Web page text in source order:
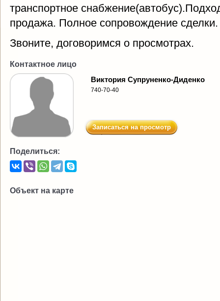
транспортное
продажа. Полное сопровождение сделки.
Звоните, договоримся о просмотрах.
Контактное лицо
Виктория Супруненко-Диденко
740-70-40
Записаться на просмотр
Поделиться:
Объект на карте